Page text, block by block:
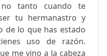
no tanto cuando te
tu hermanastro y
de lo que has estado
uso de razón.
me vino a la cabeza